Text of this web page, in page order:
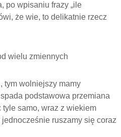
po wpisaniu frazy „ile
że wie, to delikatnie rzecz
wielu zmiennych
tym wolniejszy mamy
podstawowa przemiana
samo, wraz z wiekiem
ruszamy się coraz